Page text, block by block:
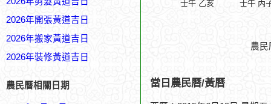
2026年開張黃道吉日
2026年搬家黃道吉日
2026年裝修黃道吉日
農民曆相關日期
壬午 乙亥
壬午 丙
農
當日農民曆/黃曆